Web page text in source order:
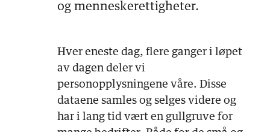
og menneskerettigheter.
Hver eneste dag, flere ganger i løpet
av dagen deler vi
personopplysningene våre. Disse
dataene samles og selges videre og
har i lang tid vært en gullgruve for